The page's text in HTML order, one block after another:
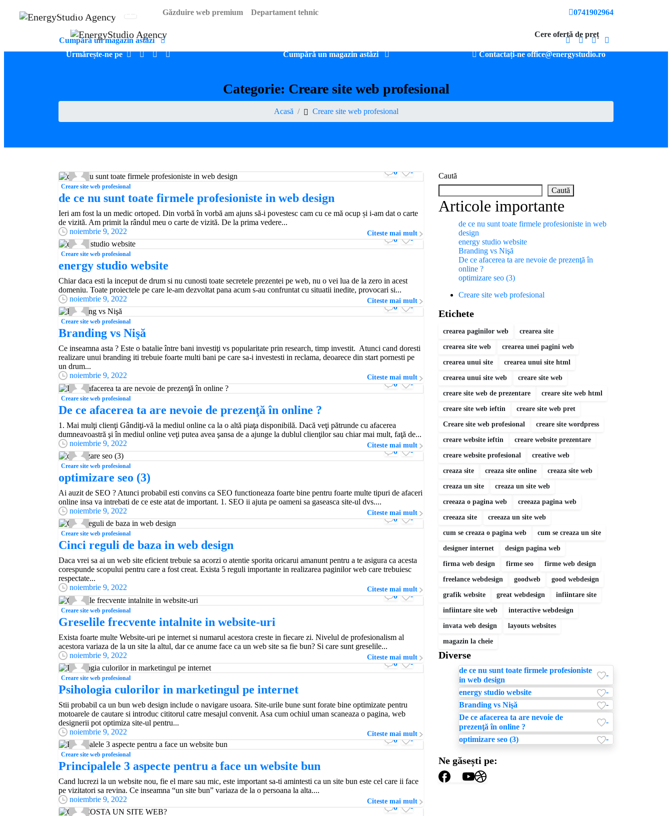
EnergyStudio Agency SRL Găzduire web premium Departament tehnic 0741902964
Cere ofertă de preț
Urmărește-ne pe Cumpără un magazin astăzi Contactați-ne office@energystudio.ro
Cumpără un magazin astăzi
Categorie: Creare site web profesional
Acasă Creare site web profesional
0 -
Creare site web profesional
de ce nu sunt toate firmele profesioniste in web design
Ieri am fost la un medic ortoped. Din vorbă în vorbă am ajuns să-i povestesc cam cu ce mă ocup și i-am dat o carte
de vizită. Am primit la rândul meu o carte de vizită. De la prima vedere...
noiembrie 9, 2022
Citeste mai mult
0 -
Creare site web profesional
energy studio website
Chiar daca esti la inceput de drum si nu cunosti toate secretele prezentei pe web, nu o vei lua de la zero in acest
domeniu. Toate proiectele pe care le-am dezvoltat pana acum s-au confruntat cu situatii inedite, provocari si...
noiembrie 9, 2022
Citeste mai mult
0 -
Creare site web profesional
Branding vs Nişă
Ce inseamna asta ? Este o batalie între bani investiţi vs popularitate prin research, timp investit. Atunci cand doresti
realizare unui branding iti trebuie foarte multi bani pe care sa-i investesti in reclama, deoarece din start pornesti pe
un drum...
noiembrie 9, 2022
Citeste mai mult
0 -
Creare site web profesional
De ce afacerea ta are nevoie de prezenţă în online ?
1. Mai mulţi clienţi Gândiţi-vă la mediul online ca la o altă piaţa disponibilă. Dacă veţi pătrunde cu afacerea
dumneavoastră şi în mediul online veţi putea avea şansa de a ajunge la dublul clienţilor sau chiar mai mult, faţă de...
noiembrie 9, 2022
Citeste mai mult
0 -
Creare site web profesional
optimizare seo (3)
Ai auzit de SEO ? Atunci probabil esti convins ca SEO functioneaza foarte bine pentru foarte multe tipuri de afaceri
online insa va intrebati de ce este atat de important. 1. SEO ii ajuta pe oameni sa gaseasca site-ul dvs....
noiembrie 9, 2022
Citeste mai mult
0 -
Creare site web profesional
Cinci reguli de baza in web design
Daca vrei sa ai un web site eficient trebuie sa acorzi o atentie sporita oricarui amanunt pentru a te asigura ca acesta
corespunde scopului pentru care a fost creat. Exista 5 reguli importante in realizarea paginilor web care trebuiesc
respectate...
noiembrie 9, 2022
Citeste mai mult
0 -
Creare site web profesional
Greselile frecvente intalnite in website-uri
Exista foarte multe Website-uri pe internet si numarul acestora creste in fiecare zi. Nivelul de profesionalism al
acestora variaza de la un site la altul, dar ce anume face ca un web site sa fie bun? Si care sunt greselile...
noiembrie 9, 2022
Citeste mai mult
0 -
Creare site web profesional
Psihologia culorilor in marketingul pe internet
Stii probabil ca un bun web design include o navigare usoara. Site-urile bune sunt forate bine optimizate pentru
motoarele de cautare si introduc cititorul catre mesajul convenit. Asa cum ochiul uman scaneaza o pagina, web
designerii pot optimiza site-ul pentru...
noiembrie 9, 2022
Citeste mai mult
0 -
Creare site web profesional
Principalele 3 aspecte pentru a face un website bun
Cand lucrezi la un website nou, fie el mare sau mic, este important sa-ti amintesti ca un site bun este cel care ii face
pe vizitatori sa revina. Ce inseamna “un site bun” variaza de la o persoana la alta....
noiembrie 9, 2022
Citeste mai mult
0 -
Caută
Caută
Articole importante
de ce nu sunt toate firmele profesioniste in web
design
energy studio website
Branding vs Nişă
De ce afacerea ta are nevoie de prezenţă în
online ?
optimizare seo (3)
Creare site web profesional
Etichete
crearea paginilor web crearea site
crearea site web crearea unei pagini web
crearea unui site crearea unui site html
crearea unui site web creare site web
creare site web de prezentare creare site web html
creare site web ieftin creare site web pret
Creare site web profesional creare site wordpress
creare website ieftin creare website prezentare
creare website profesional creative web
creaza site creaza site online creaza site web
creaza un site creaza un site web
creeaza o pagina web creeaza pagina web
creeaza site creeaza un site web
cum se creaza o pagina web cum se creaza un site
designer internet design pagina web
firma web design firme seo firme web design
freelance webdesign goodweb good webdesign
grafik website great webdesign infiintare site
infiintare site web interactive webdesign
invata web design layouts websites
magazin la cheie
Diverse
de ce nu sunt toate firmele profesioniste
in web design
-
energy studio website
-
Branding vs Nişă
-
De ce afacerea ta are nevoie de
prezenţă în online ?
-
optimizare seo (3) -
Ne găsești pe: